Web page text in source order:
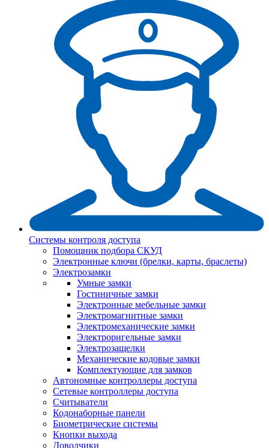
Системы контроля доступа
Помощник подбора СКУД
Электронные ключи (брелки, карты, браслеты)
Электрозамки
Умные замки
Гостиничные замки
Электронные мебельные замки
Электромагнитные замки
Электромеханические замки
Электроригельные замки
Электрозащелки
Механические кодовые замки
Комплектующие для замков
Автономные контроллеры доступа
Сетевые контроллеры доступа
Считыватели
Кодонаборные панели
Биометрические системы
Кнопки выхода
Доводчики